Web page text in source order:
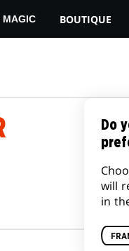
MAGIC BOUTIQUE
Do
will
in